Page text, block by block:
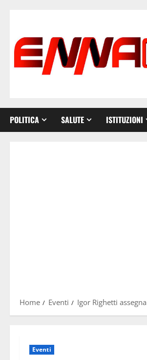
POLITICA SALUTE ISTITUZIONI
Home Eventi Igor Righetti
Eventi